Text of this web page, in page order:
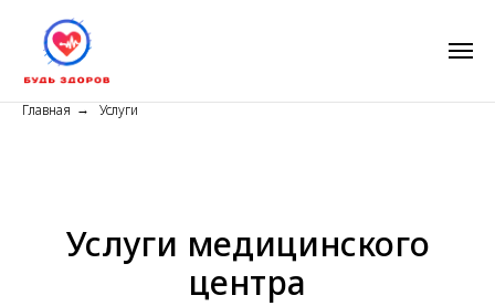
Главная → Услуги
Услуги медицинского
центра